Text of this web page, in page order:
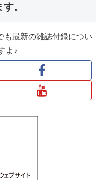
。
も最新の雑誌付録につい
よ♪